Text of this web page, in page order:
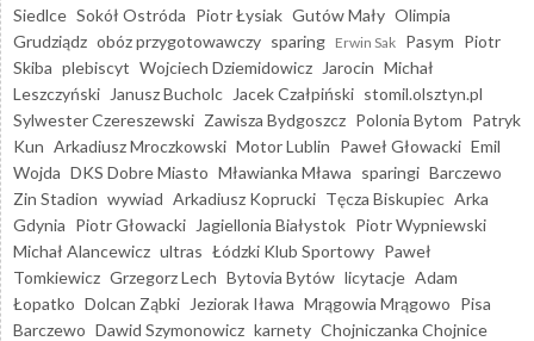
Siedlce Sokół Ostróda Piotr Łysiak Gutów Mały Olimpia
Grudziądz obóz przygotowawczy sparing Erwin Sak Pasym Piotr
Skiba plebiscyt Wojciech Dziemidowicz Jarocin Michał
Leszczyński
Janusz Bucholc Jacek Czałpiński stomil.olsztyn.pl
Sylwester Czereszewski Zawisza Bydgoszcz Polonia Bytom Patryk
Kun Arkadiusz Mroczkowski Motor Lublin Paweł Głowacki Emil
Wojda DKS Dobre Miasto Mławianka Mława sparingi Barczewo
Zin Stadion wywiad Arkadiusz Koprucki Tęcza Biskupiec Arka
Gdynia Piotr Głowacki Jagiellonia Białystok Piotr Wypniewski
Michał Alancewicz ultras Łódzki Klub Sportowy Paweł
Tomkiewicz Grzegorz Lech Bytovia Bytów licytacje Adam
Łopatko Dolcan Ząbki Jeziorak Iława Mrągowia Mrągowo Pisa
Barczewo Dawid Szymonowicz karnety Chojniczanka Chojnice